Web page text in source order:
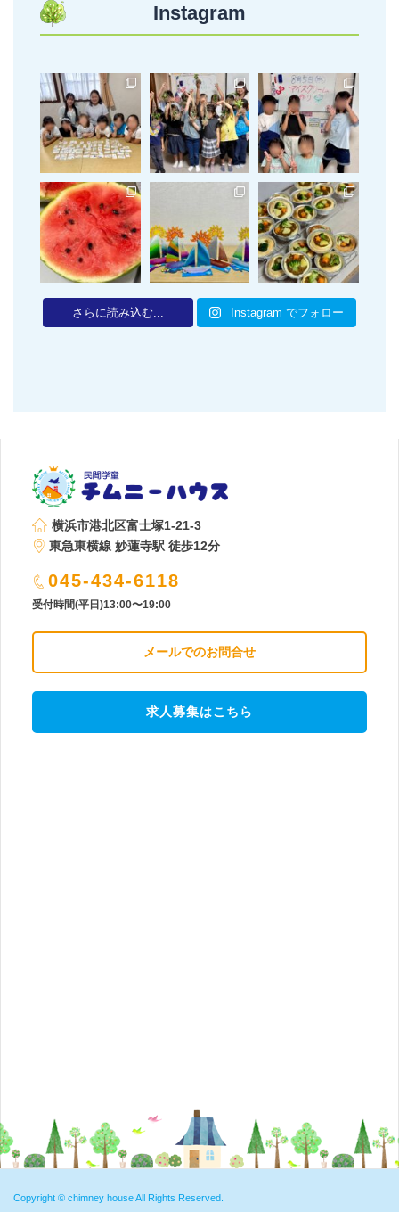
Instagram
さらに読み込む... Instagram でフォロー
横浜市港北区富士塚1-21-3
東急東横線 妙蓮寺駅 徒歩12分
045-434-6118
受付時間(平日)13:00〜19:00
メールでのお問合せ
求人募集はこちら
Copyright © chimney houseAll Rights Reserved.